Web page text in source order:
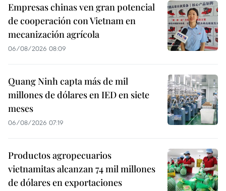
Empresas chinas ven gran potencial
de cooperación con Vietnam en
mecanización agrícola
06/08/2026 08:09
Quang Ninh capta más de mil
millones de dólares en IED en siete
meses
06/08/2026 07:19
Productos agropecuarios
vietnamitas alcanzan 74 mil millones
de dólares en exportaciones